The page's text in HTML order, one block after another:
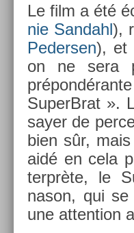
Le film a été
nie San­dahl),
Peders­en), et
on ne sera
Super­Brat ».
say­er de
bien sûr,
aidé en cela
terprète, le
nason, qui
une at­ten­tion